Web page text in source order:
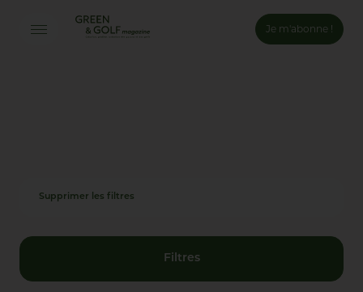
Je m'abonne !
Supprimer les filtres
Filtres